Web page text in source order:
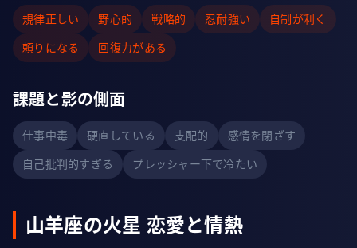
規律正しい 野心的 戦略的 忍耐強い
自制が利く
頼りになる
回復力がある
課題と影の側面
仕事中毒 硬直している 支配的
感情を閉ざす
自己批判的すぎる
プレッシャー下で冷たい
山羊座の火星 恋愛と情熱